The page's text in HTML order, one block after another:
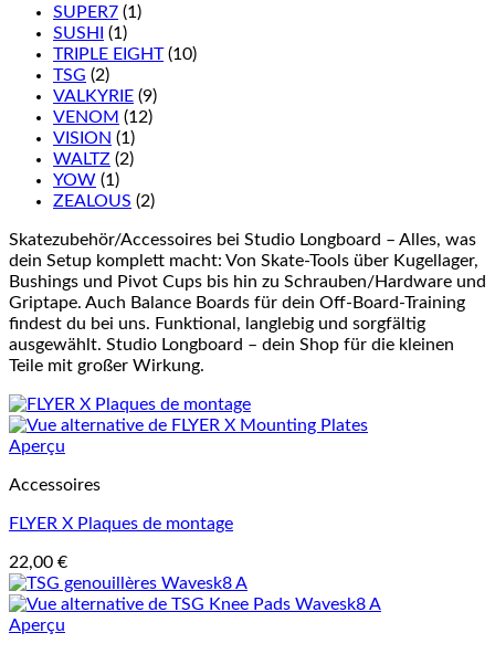
SUPER7 (1)
SUSHI
(1)
TRIPLE EIGHT (10)
TSG (2)
VALKYRIE (9)
VENOM (12)
VISION (1)
WALTZ (2)
YOW (1)
ZEALOUS (2)
Skatezubehör/Accessoires bei Studio Longboard – Alles, was
dein Setup komplett macht: Von Skate-Tools über Kugellager,
Bushings und Pivot Cups bis hin zu Schrauben/Hardware und
Griptape. Auch Balance Boards für dein Off-Board-Training
findest du bei uns. Funktional, langlebig und sorgfältig
ausgewählt. Studio Longboard – dein Shop für die kleinen
Teile mit großer Wirkung.
Aperçu
Accessoires
FLYER X Plaques de montage
22,00 €
Aperçu